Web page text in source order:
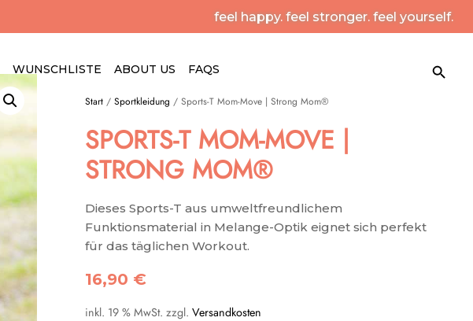
feel happy. feel stronger. feel yourself.
WUNSCHLISTE ABOUT US FAQS Search
for:
Start/ Sportkleidung / Sports-T Mom-Move | Strong Mom®
SPORTS-T MOM-MOVE |
STRONG MOM®
Dieses Sports-T aus umweltfreundlichem
Funktionsmaterial in Melange-Optik eignet sich perfekt
für das täglichen Workout.
16,90 €
inkl. 19 % MwSt. zzgl. Versandkosten